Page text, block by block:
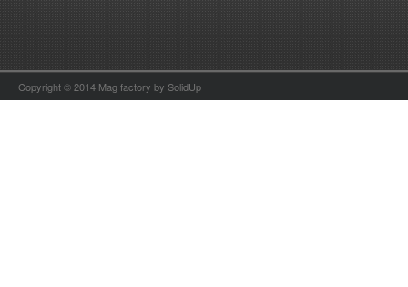
Copyright © 2014 Mag factory by SolidUp